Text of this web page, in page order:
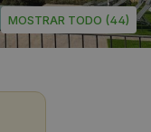
MOSTRAR TODO (44)